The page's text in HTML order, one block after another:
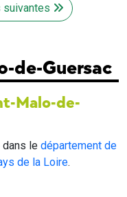
de-Guersac
Malo-de-
le département de
de la Loire.